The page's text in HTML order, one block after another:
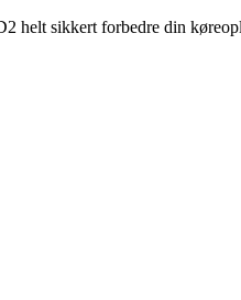
helt sikkert forbedre din